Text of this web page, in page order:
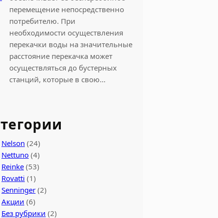
перемещение непосредственно
потребителю. При
необходимости осуществления
перекачки воды на значительные
расстояние перекачка может
осуществляться до бустерных
станций, которые в свою…
Nelson (24)
Nettuno (4)
Reinke (53)
Rovatti (1)
Senninger (2)
Акции (6)
Без рубрики (2)